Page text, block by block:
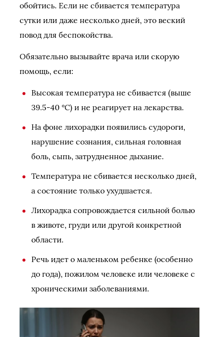
обойтись. Если не сбивается температура
сутки или даже несколько дней, это веский
повод для беспокойства.
Обязательно вызывайте врача или скорую
помощь, если:
Высокая температура не сбивается (выше
39.5-40 °C) и не реагирует на лекарства.
На фоне лихорадки появились судороги,
нарушение сознания, сильная головная
боль, сыпь, затрудненное дыхание.
Температура не сбивается несколько дней,
а состояние только ухудшается.
Лихорадка сопровождается сильной болью
в животе, груди или другой конкретной
области.
Речь идет о маленьком ребенке (особенно
до года), пожилом человеке или человеке с
хроническими заболеваниями.